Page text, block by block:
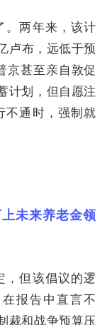
。两年来，该计
卢布，远低于预
京甚至亲自敦促
计划，但自愿注
不通时，强制就
未来养老金领
，但该倡议的逻
报告中直言不
裁和战争预算压